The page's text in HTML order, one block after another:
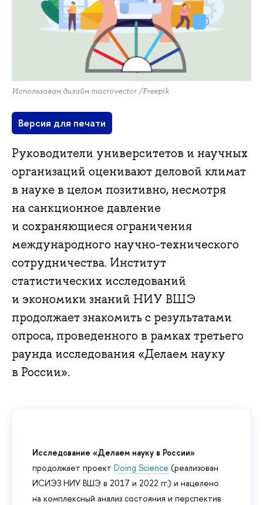
Использован дизайн macrovector /Freepik
Версия для печати
Руководители университетов и научных
организаций оценивают деловой климат
в науке в целом позитивно, несмотря
на санкционное давление
и сохраняющиеся ограничения
международного научно-технического
сотрудничества. Институт
статистических исследований
и экономики знаний НИУ ВШЭ
продолжает знакомить с результатами
опроса, проведенного в рамках третьего
раунда исследования «Делаем науку
в России».
Исследование «Делаем науку в России»
продолжает проект Doing Science (реализован
ИСИЭЗ НИУ ВШЭ в 2017 и 2022 гг.) и нацелено
на комплексный анализ состояния и перспектив